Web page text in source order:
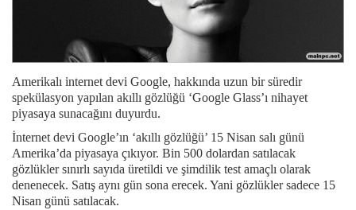
Amerikalı internet devi Google, hakkında uzun bir süredir
spekülasyon yapılan akıllı gözlüğü ‘Google Glass’ı nihayet
piyasaya sunacağını duyurdu.
İnternet devi Google’ın ‘akıllı gözlüğü’ 15 Nisan salı günü
Amerika’da piyasaya çıkıyor. Bin 500 dolardan satılacak
gözlükler sınırlı sayıda üretildi ve şimdilik test amaçlı olarak
denenecek. Satış aynı gün sona erecek. Yani gözlükler sadece 15
Nisan günü satılacak.